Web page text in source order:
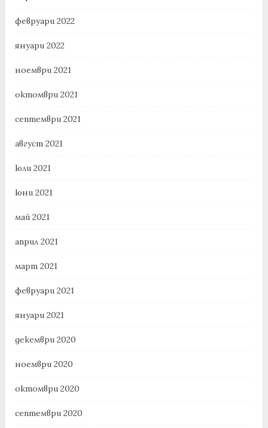
февруари 2022
януари 2022
ноември 2021
октомври 2021
септември 2021
август 2021
юли 2021
юни 2021
май 2021
април 2021
март 2021
февруари 2021
януари 2021
декември 2020
ноември 2020
октомври 2020
септември 2020